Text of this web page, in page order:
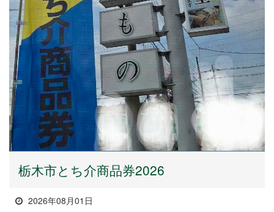
栃木市とち介商品券2026
2026年08月01日